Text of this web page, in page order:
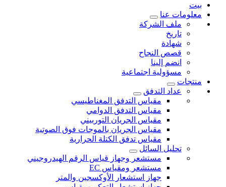
بيت
معلومات عنا
ملف الشركة
تاريخ
شهادة
قصص النجاح
انضم إلينا
مسؤولية اجتماعية
منتجات
عداد التدفق
مقياس التدفق المغناطيسي
مقياس التدفق الدوامي
مقياس الجريان التوربيني
مقياس الجريان بالموجات فوق الصوتية
مقياس تدفق الكتلة الحرارية
تحليل السائل
مستشعر وجهاز قياس الرقم الهيدروجيني
مستشعر ومقياس EC
جهاز استشعار الأوكسجين والمتر